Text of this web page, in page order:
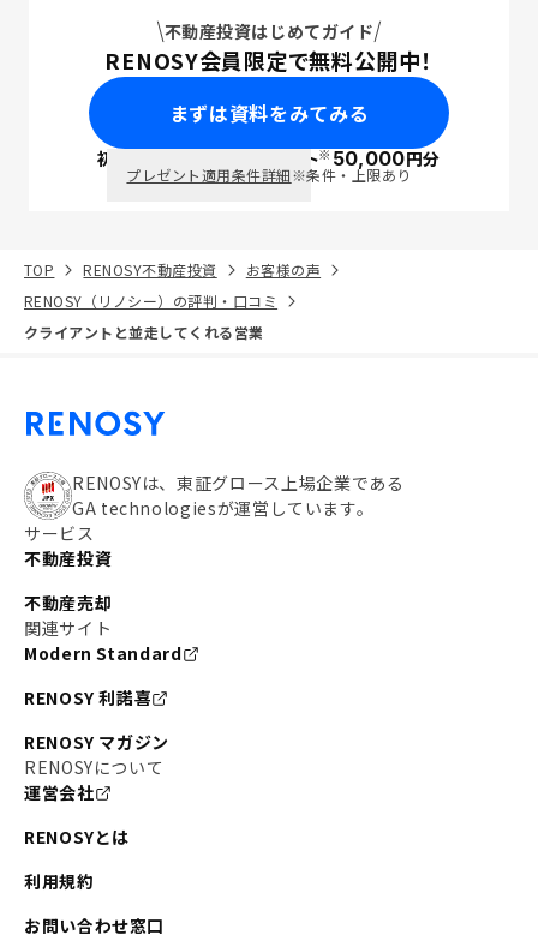
不動産投資はじめてガイド
RENOSY会員限定で無料公開中！
まずは資料をみてみる
初回面談で ポイント※50,000円分
プレゼント適用条件詳細※条件・上限あり
TOP RENOSY不動産投資
お客様の声
RENOSY（リノシー）の評判・口コミ
クライアントと並走してくれる営業
RENOSYは、東証グロース上場企業である
GA technologiesが運営しています。
サービス
不動産投資
不動産売却
関連サイト
Modern Standard
RENOSY 利諾喜
RENOSY マガジン
RENOSYについて
運営会社
RENOSYとは
利用規約
お問い合わせ窓口